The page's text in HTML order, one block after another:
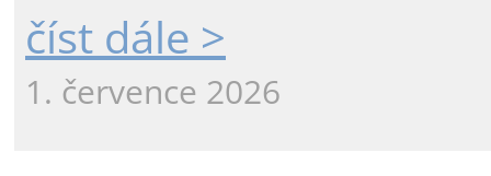
číst dále >
1. července 2026